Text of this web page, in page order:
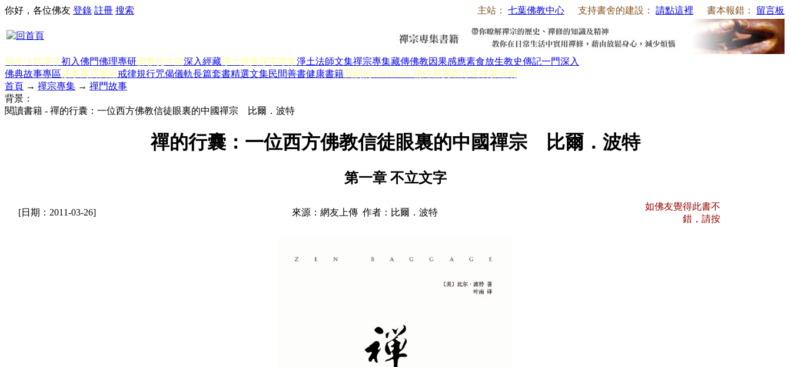
主站： 七葉佛教中心 支持書舍的建設： 請點這裡 書本報錯： 留言板
你好，各位佛友 登錄 註冊 搜索
知名法師著作初入佛門佛理專研佛教徒生活深入經藏淨土經典淨宗專集淨土法師文集禪宗專集藏傳佛教因果感應素食放生教史傳記一門深入
佛典故事專區故事寓言書籍戒律規行咒偈儀軌長篇套書精選文集民間善書健康書籍我們的 Facebook 粉絲群贊助方式戒邪淫網
首頁 → 禪宗專集 → 禪門故事
背景：
閱讀書籍 - 禪的行囊：一位西方佛教信徒眼裏的中國禪宗 比爾．波特
禪的行囊：一位西方佛教信徒眼裏的中國禪宗 比爾．波特
第一章 不立文字
[日期：2011-03-26] 來源：網友上傳 作者：比爾．波特
如佛友覺得此書不
錯，請按